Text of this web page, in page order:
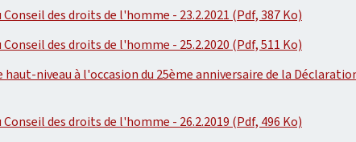
des droits de l'homme - 23.2.2021 (Pdf, 387 Ko)
des droits de l'homme - 25.2.2020 (Pdf, 511 Ko)
haut-niveau à l'occasion du 25ème anniversaire de la
des droits de l'homme - 26.2.2019 (Pdf, 496 Ko)